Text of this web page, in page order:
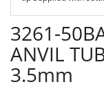
3261-
ANVIL
3.5mm